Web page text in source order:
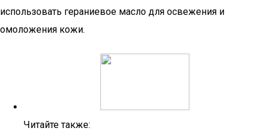
использовать гераниевое масло для освежения и
омоложения кожи.
Читайте также: